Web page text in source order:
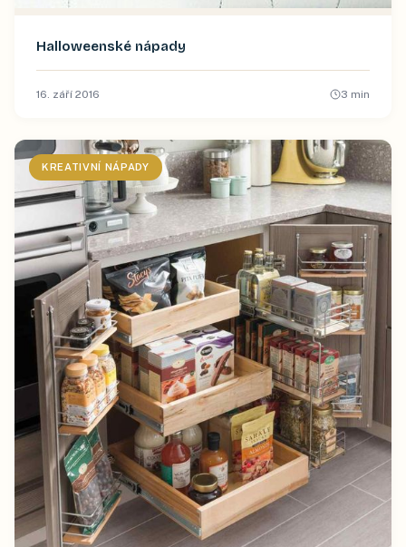
Halloweenské nápady
16. září 2016 3 min
KREATIVNÍ NÁPADY